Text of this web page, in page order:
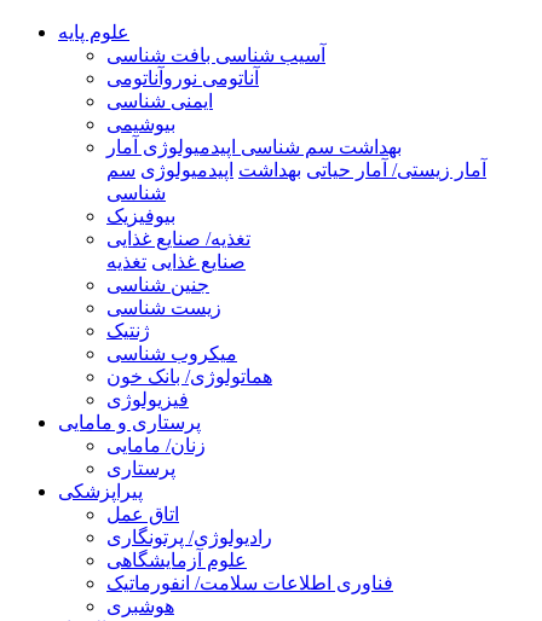
علوم پایه
آسیب شناسی بافت شناسی
آناتومی نوروآناتومی
ایمنی شناسی
بیوشیمی
بهداشت سم شناسی اپیدمیولوژی آمار
آمار زیستی/ آمار حیاتی بهداشت اپیدمیولوژی سم
شناسی
بیوفیزیک
تغذیه/ صنایع غذایی
صنایع غذایی تغذیه
جنین شناسی
زیست شناسی
ژنتیک
میکروب شناسی
هماتولوژی/ بانک خون
فیزیولوژی
پرستاری و مامایی
زنان/ مامایی
پرستاری
پیراپزشکی
اتاق عمل
رادیولوژی/ پرتونگاری
علوم آزمایشگاهی
فناوری اطلاعات سلامت/ انفورماتیک
هوشبری